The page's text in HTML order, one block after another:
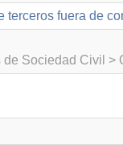
terceros fuera de
Sociedad Civil >